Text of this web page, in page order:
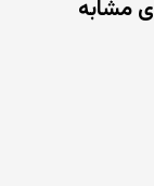
مشابه